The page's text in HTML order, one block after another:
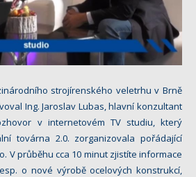
strojírenského veletrhu v Brně
Ing. Jaroslav Lubas, hlavní konzultant
v internetovém TV studiu, který
továrna 2.0. zorganizovala pořádající
V průběhu cca 10 minut zjistíte informace
o nové výrobě ocelových konstrukcí,